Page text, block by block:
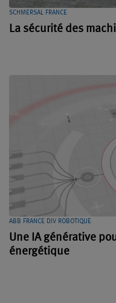
SCHMERSAL FRANCE
La sécurité des
ABB FRANCE DIV ROBOTIQUE
Une IA générative
énergétique